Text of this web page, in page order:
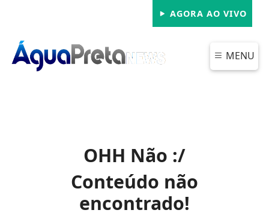
AGORA AO VIVO
MENU
OHH Não :/
Conteúdo não
encontrado!